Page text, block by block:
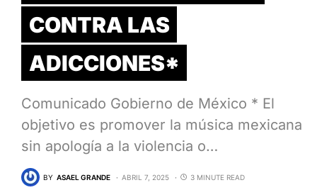
CONTRA LAS
ADICCIONES*
Comunicado Gobierno de México * El
objetivo es promover la música mexicana
sin apología a la violencia o…
BY ASAEL GRANDE ABRIL 7, 2025 3 MINUTE READ